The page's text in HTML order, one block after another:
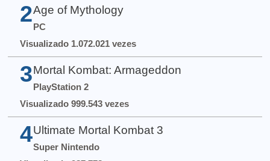
2 Age of Mythology
PC
Visualizado 1.072.021 vezes
3 Mortal Kombat: Armageddon
PlayStation 2
Visualizado 999.543 vezes
4 Ultimate Mortal Kombat 3
Super Nintendo